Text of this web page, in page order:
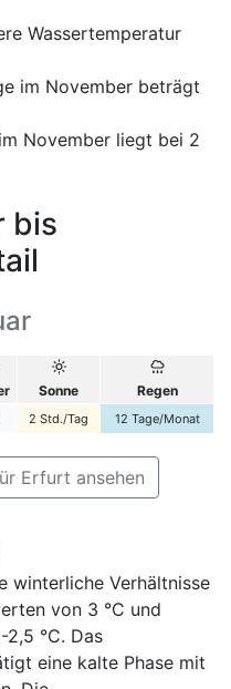
Wassertemperatur
im November beträgt
November liegt bei 2
bis
Sonne Regen
2 Std./Tag 12 Tage/Monat
Erfurt ansehen
winterliche Verhältnisse
von 3 °C und
°C. Das
eine kalte Phase mit